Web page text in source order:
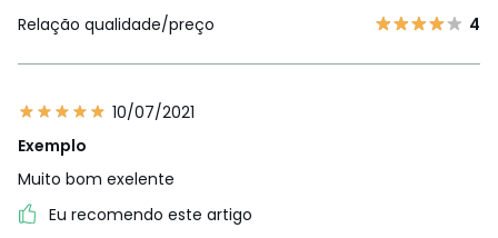
Relação qualidade/preço
4
10/07/2021
Exemplo
Muito bom exelente
Eu recomendo este artigo